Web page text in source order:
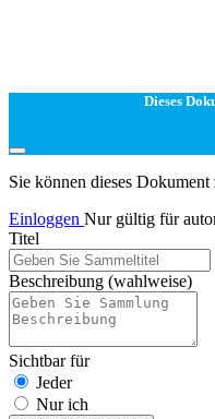
Dieses
Sie können dieses
Einloggen Nur gültig für
Titel
Beschreibung (wahlweise)
Sichtbar für
Jeder
Nur ich